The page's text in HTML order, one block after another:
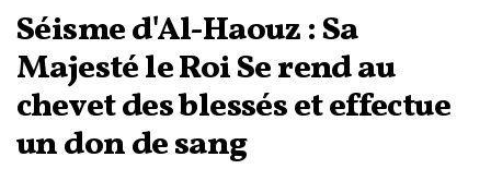
Séisme d'Al-Haouz : Sa
Majesté le Roi Se rend au
chevet des blessés et effectue
un don de sang